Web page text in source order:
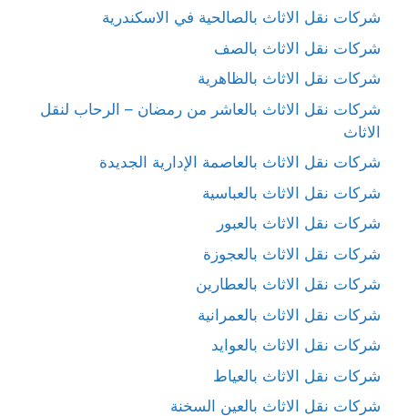
شركات نقل الاثاث بالصالحية في الاسكندرية
شركات نقل الاثاث بالصف
شركات نقل الاثاث بالظاهرية
شركات نقل الاثاث بالعاشر من رمضان – الرحاب لنقل
الاثاث
شركات نقل الاثاث بالعاصمة الإدارية الجديدة
شركات نقل الاثاث بالعباسية
شركات نقل الاثاث بالعبور
شركات نقل الاثاث بالعجوزة
شركات نقل الاثاث بالعطارين
شركات نقل الاثاث بالعمرانية
شركات نقل الاثاث بالعوايد
شركات نقل الاثاث بالعياط
شركات نقل الاثاث بالعين السخنة